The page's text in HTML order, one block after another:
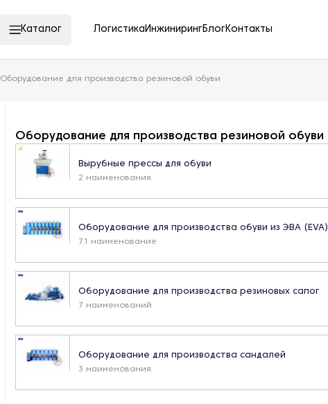
Каталог Логистика ИнжинирингБлогКонтакты
Оборудование для производства резиновой обуви
Оборудование для производства резиновой обуви
Вырубные прессы для обуви
2 наименования
Оборудование для производства обуви из ЭВА (EVA)
71 наименование
Оборудование для производства резиновых сапог
7 наименований
Оборудование для производства сандалей
3 наименования